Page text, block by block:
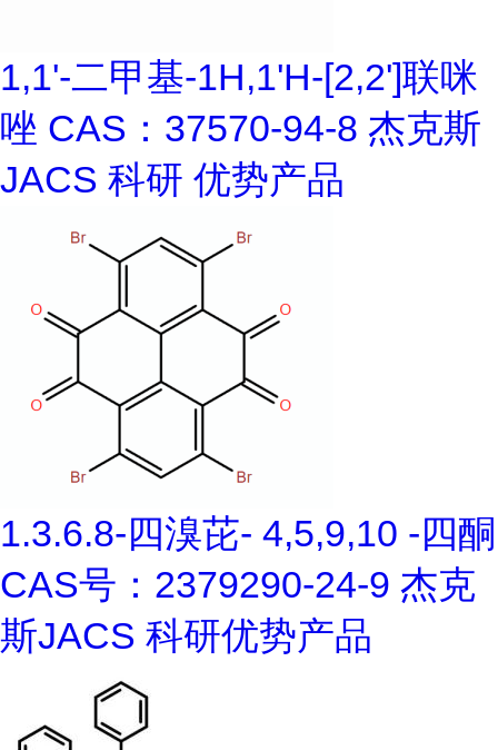
1,1'-二甲基-1H,1'H-[2,2']联咪
唑 CAS：37570-94-8 杰克斯
JACS 科研 优势产品
1.3.6.8-四溴芘- 4,5,9,10 -四酮
CAS号：2379290-24-9 杰克
斯JACS 科研优势产品